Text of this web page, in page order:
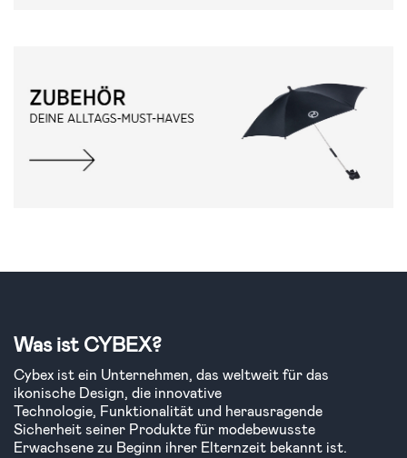
Was ist CYBEX?
Cybex ist ein Unternehmen, das weltweit für das
ikonische Design, die innovative
Technologie, Funktionalität und herausragende
Sicherheit seiner Produkte für modebewusste
Erwachsene zu Beginn ihrer Elternzeit bekannt ist.